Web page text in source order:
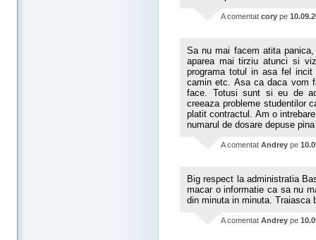
A comentat cory pe
Sa nu mai facem atita
aparea mai tirziu atunci si
programa totul in asa fel
camin etc. Asa ca daca vom
face. Totusi sunt si eu de
creeaza probleme studentilor
platit contractul. Am o
numarul de dosare depuse
A comentat Andrey pe
Big respect la administratia
macar o informatie ca sa nu
din minuta in minuta. Traiasca
A comentat Andrey pe